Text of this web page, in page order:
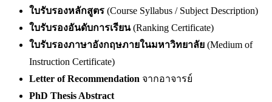
ใบรับรองหลักสูตร (Course Syllabus / Subject Description)
ใบรับรองอันดับการเรียน(Ranking Certificate)
ใบรับรองภาษาอังกฤษภายในมหาวิทยาลัย (Medium of
Instruction Certificate)
Letter of Recommendation จากอาจารย์
PhD Thesis Abstract